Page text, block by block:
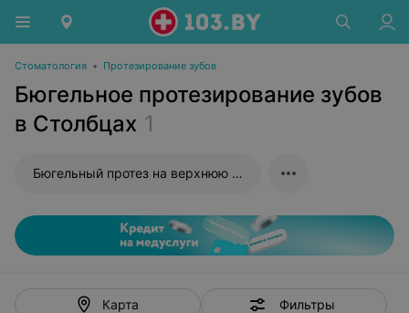
Стоматология • Протезирование зубов
Бюгельное протезирование зубов
в Столбцах 1
Бюгельный протез на верхнюю челюсть
Карта Фильтры